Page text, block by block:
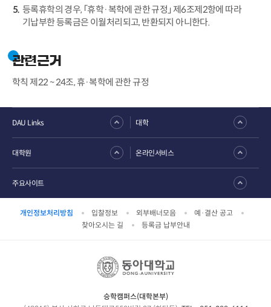
등록휴학의 경우, 「휴학·복학에 관한 규정」 제6조제2항에 따라
기납부한 등록금은 이월처리되고, 반환되지 아니한다.
관련근거
학칙 제22 ~ 24조, 휴·복학에 관한 규정
개인정보처리방침 입찰정보 외부배너모음
예·결산 공고
찾아오시는 길
등록금 납부안내
DAU Links 대학
대학원 온라인서비스
주요사이트
승학캠퍼스(대학본부)